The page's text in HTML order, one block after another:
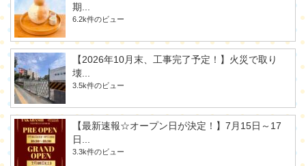
期...
6.2k件のビュー
【2026年10月末、工事完了予定！】火災で取り
壊...
3.5k件のビュー
【最新速報☆オープン日が決定！】7月15日～17
日...
3.3k件のビュー